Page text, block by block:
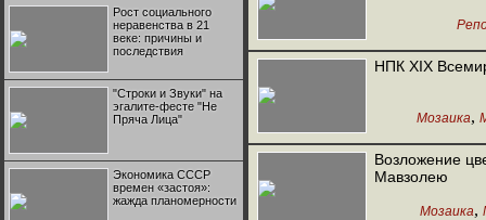
Рост социального
неравенства в 21
веке: причины и
последствия
"Строки и Звуки" на
эгалите-фесте "Не
Пряча Лица"
Экономика СССР
времен «застоя»:
жажда планомерности
НПК XIX
Мозаика,
Возложение
Мавзолею
Мозаика,